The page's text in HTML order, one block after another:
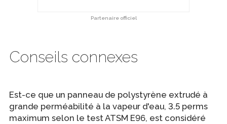
Partenaire officiel
Conseils connexes
Est-ce que un panneau de polystyrène extrudé à
grande perméabilité à la vapeur d'eau, 3.5 perms
maximum selon le test ATSM E96, est considéré